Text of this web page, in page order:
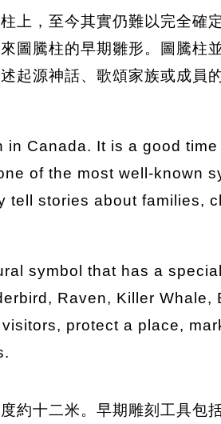
上，至今其實仍難以完全確
圖騰柱的早期雛形。圖騰柱
起源神話、歌頌家族或成員
Canada. It is a good
of the most well-known
stories about families,
symbol that has a
Raven, Killer Whale,
protect a place,
約十二米。早期雕刻工具包